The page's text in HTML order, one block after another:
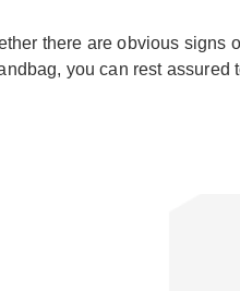
there are obvious signs
you can rest assured